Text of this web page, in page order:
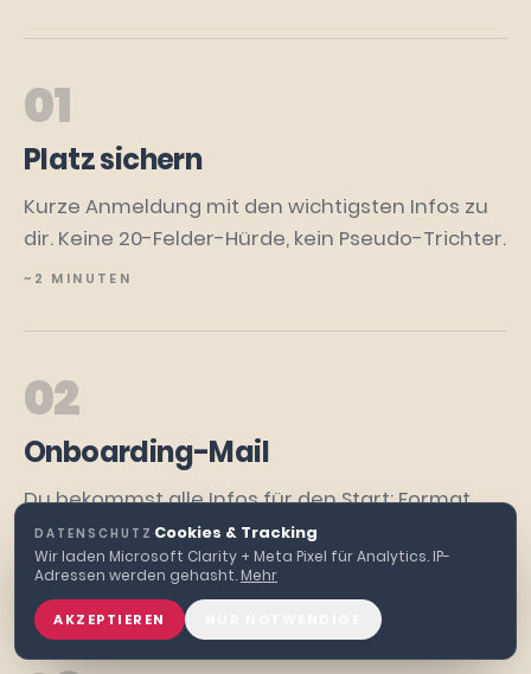
01
Platz sichern
Kurze Anmeldung mit den wichtigsten Infos zu
dir. Keine 20-Felder-Hürde, kein Pseudo-Trichter.
~2 MINUTEN
02
Onboarding-Mail
Du bekommst alle Infos für den Start: Format,
Zugang, was du brauchst, was dich erwartet.
DIREKT NACH BESTÄTIGUNG
DATENSCHUTZ ·Cookies & Tracking
Wir laden Microsoft Clarity + Meta Pixel für Analytics. IP-
Adressen werden gehasht. Mehr
AKZEPTIEREN